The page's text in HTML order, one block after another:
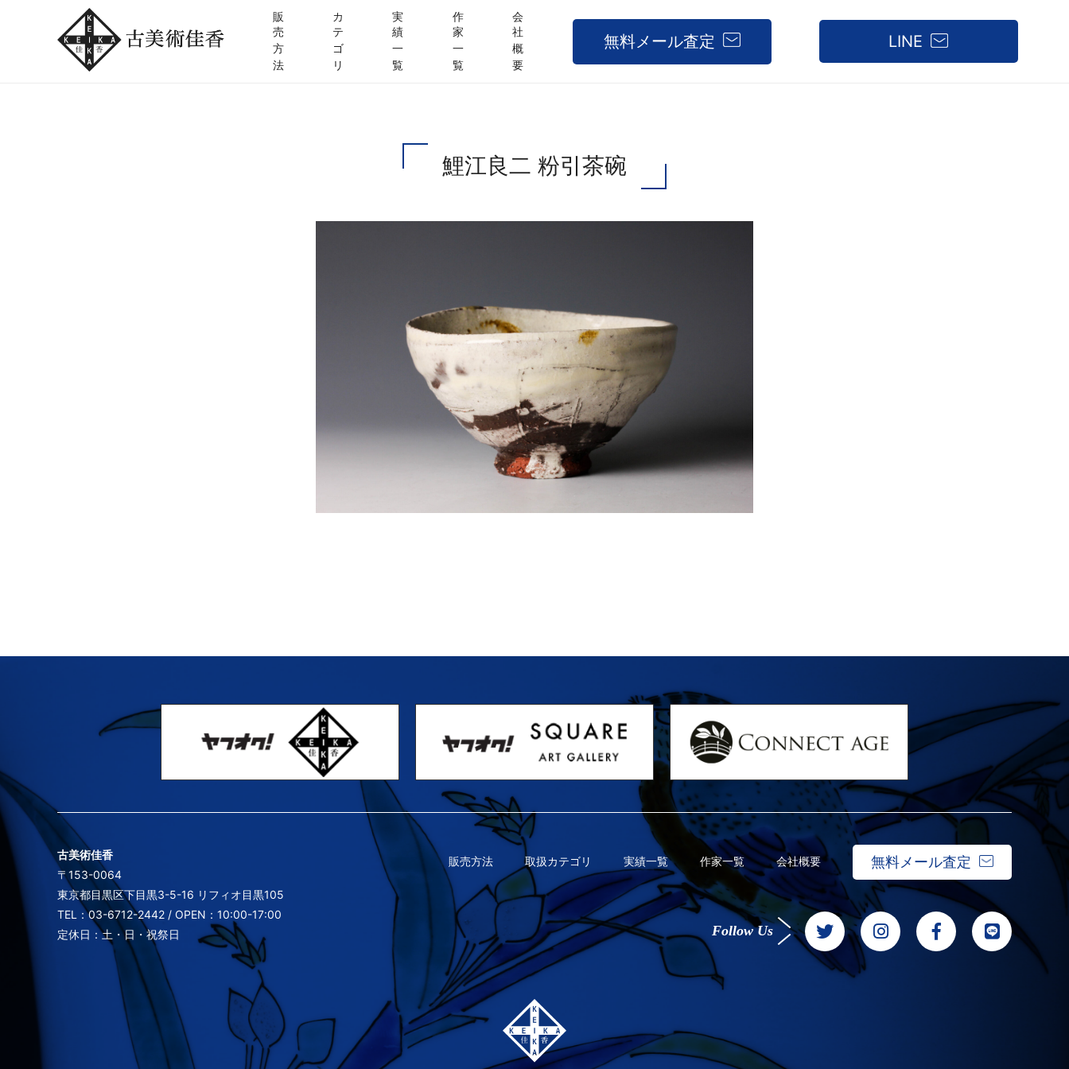
販
売
方
法
カ
テ
ゴ
リ
実
績
一
覧
作
家
一
覧
会
社
概
要
無料メール査定 LINE
鯉江良二 粉引茶碗
販売方法 取扱カテゴリ 実績一覧 作家一覧 会社概要 無料メール査定
Follow Us
古美術佳香
〒153-0064
東京都目黒区下目黒3-5-16 リフィオ目黒105
TEL：03-6712-2442 / OPEN：10:00-17:00
定休日：土・日・祝祭日